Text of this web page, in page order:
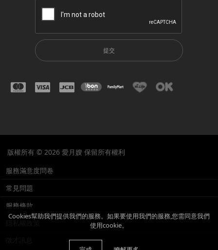
提交
版權所有 © 2026 愛月嫂 保留所有權利
服務滿意度問卷
常見問題
服務條款
Cookies幫助我們提供我們的服務。如果要使用我們的服務,您需同意我們
使用cookie。